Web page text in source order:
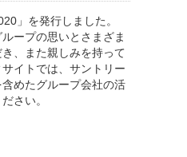
」を発行しました。
ープの思いとさまざま
、また親しみを持って
イトでは、サントリー
めたグループ会社の活
さい。